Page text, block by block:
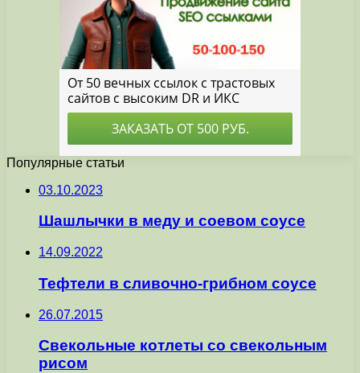
Популярные статьи
03.10.2023
Шашлычки в меду и соевом соусе
14.09.2022
Тефтели в сливочно-грибном соусе
26.07.2015
Свекольные котлеты со свекольным
рисом